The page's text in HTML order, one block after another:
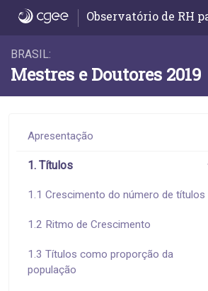
6.1 Remuneração média -
Observatório de RH
BRASIL:
Mestres e Doutores 2019
Apresentação
1. Títulos
1.1 Crescimento do número de títulos
1.2 Ritmo de Crescimento
1.3 Títulos como proporção da
população